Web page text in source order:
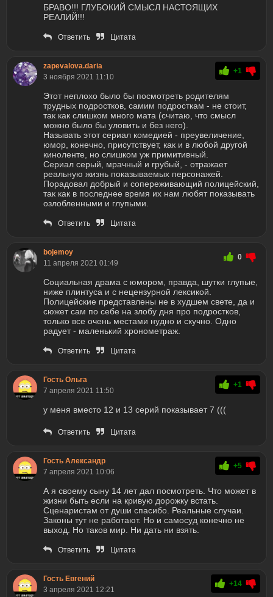
БРАВО!!! ГЛУБОКИЙ СМЫСЛ НАСТОЯЩИХ
РЕАЛИЙ!!!
Ответить Цитата
zapevalova.daria
3 ноября 2021 11:10
+1
Этот неплохо было бы посмотреть родителям
трудных подростков, самим подросткам - не стоит,
так как слишком много мата (считаю, что смысл
можно было бы уловить и без него).
Называть этот сериал комедией - преувеличение,
юмор, конечно, присутствует, как и в любой другой
киноленте, но слишком уж примитивный.
Сериал серый, мрачный и грубый, - отражает
реальную жизнь показываемых персонажей.
Порадовал добрый и сопереживающий полицейский,
так как в последнее время их нам любят показывать
озлобленными и глупыми.
Ответить Цитата
bojemoy
11 апреля 2021 01:49
0
Социальная драма с юмором, правда, шутки глупые,
ниже плинтуса и с нецензурной лексикой.
Полицейские представлены не в худшем свете, да и
сюжет сам по себе на злобу дня про подростков,
только все очень местами нудно и скучно. Одно
радует - маленький хронометраж.
Ответить Цитата
Гость Ольга
7 апреля 2021 11:50
+1
у меня вместо 12 и 13 серий показывает 7 (((
Ответить Цитата
Гость Александр
7 апреля 2021 10:06
+5
А я своему сыну 14 лет дал посмотреть. Что может в
жизни быть если на кривую дорожку встать.
Сценаристам от души спасибо. Реальные случаи.
Законы тут не работают. Но и самосуд конечно не
выход. Но таков мир. Ни дать ни взять.
Ответить Цитата
Гость Евгений
3 апреля 2021 12:21
+14